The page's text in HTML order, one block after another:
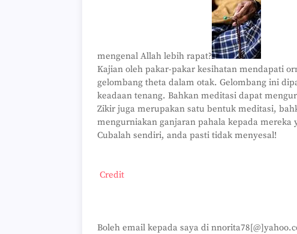
mengenal Allah lebih rapat?
Kajian oleh pakar-pakar kesihatan mendapati
gelombang theta dalam otak. Gelombang ini
keadaan tenang. Bahkan meditasi dapat
Zikir juga merupakan satu bentuk meditasi,
mengurniakan ganjaran pahala kepada
Cubalah sendiri, anda pasti tidak menyesal!
Credit
Boleh email kepada saya di